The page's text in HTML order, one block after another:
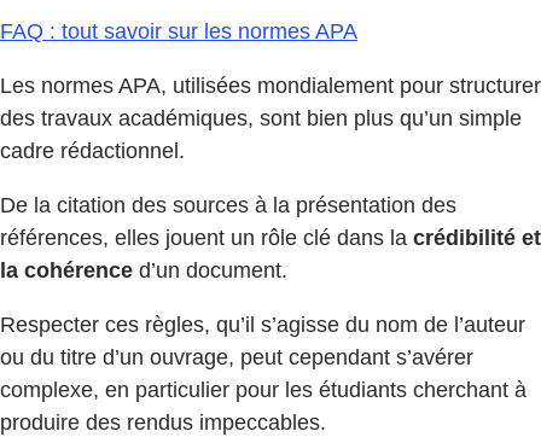
FAQ : tout savoir sur les normes APA
Les normes APA, utilisées mondialement pour structurer
des travaux académiques, sont bien plus qu’un simple
cadre rédactionnel.
De la citation des sources à la présentation des
références, elles jouent un rôle clé dans la crédibilité et
la cohérence d’un document.
Respecter ces règles, qu’il s’agisse du nom de l’auteur
ou du titre d’un ouvrage, peut cependant s’avérer
complexe, en particulier pour les étudiants cherchant à
produire des rendus impeccables.